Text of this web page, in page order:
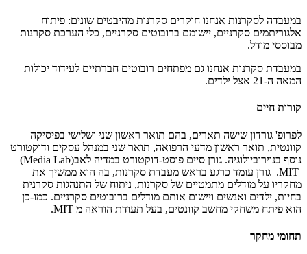
במעבדה לסקרנות אנחנו חוקרים סקרנות מהיבטים שונים: פיתוח
אלגוריתמים סקרניים, יישומם ברובוטים סקרניים, כלי הערכת סקרנות
מבוססי מודל.
במעבדת סקרנות אנחנו גם מפתחים רובוטים חברתיים לעידוד יכולות
המאה ה-21 אצל ילדים.
קורות חיים
לפרופ' גורדון שישה תארים, בהם תואר ראשון שני ושלישי בפיסיקה
קוונטית, תואר ראשון מדעי הרפואה, תואר שני במנהל עסקים ודוקטורט
נוסף בנוירוביולוגיה. גורן סיים פוסט-דוקטורט במדיה לאב(Media Lab)
MIT. גורן עומד כרגע בראש מעבדת סקרנות, בה הוא ממשיך את
מחקריו על מודלים מתמטיים של סקרנות, ניתוח של התנהגות סקרנית
בחיות, ילדים ואנשים ויישום אותם מודלים ברובוטים סקרניים. כמו-כן
הוא פיתח משחקי מחשב קוונטים, בעל תעודת הוראה מ MIT
.
תחומי מחקר